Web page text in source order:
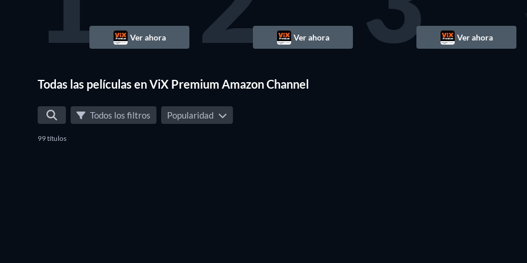
Ver ahora Ver ahora Ver ahora
Todas las películas en ViX Premium Amazon Channel
Todos los filtros Popularidad
99 títulos